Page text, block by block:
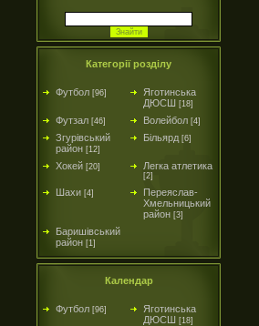
Категорії розділу
Футбол [96]
Яготинська
ДЮСШ [18]
Футзал [46] Волейбол [4]
Згурівський
район [12]
Більярд [6]
Хокей [20] Легка атлетика
[2]
Шахи [4]
Переяслав-
Хмельницький
район [3]
Баришівський
район [1]
Календар
Футбол [96]
Яготинська
ДЮСШ [18]